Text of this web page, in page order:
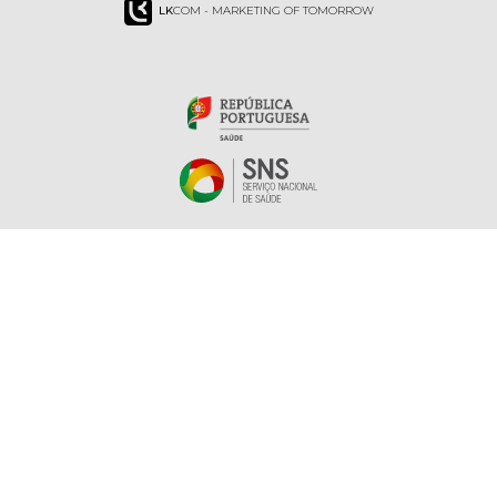
LKCOM - MARKETING OF TOMORROW